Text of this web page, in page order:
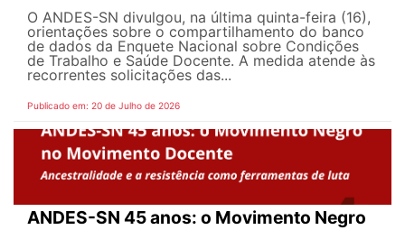
O ANDES-SN divulgou, na última quinta-feira (16),
orientações sobre o compartilhamento do banco
de dados da Enquete Nacional sobre Condições
de Trabalho e Saúde Docente. A medida atende às
recorrentes solicitações das...
Publicado em: 20 de Julho de 2026
ANDES-SN 45 anos: o Movimento Negro